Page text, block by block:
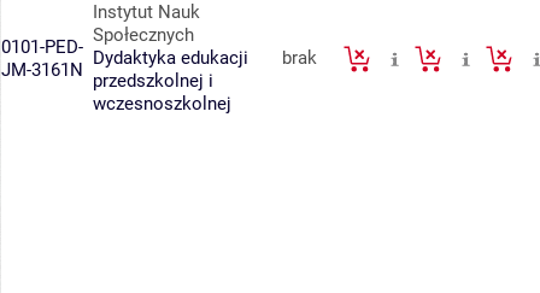
0101-PED-
JM-3161N
Instytut Nauk
Społecznych
Dydaktyka edukacji
przedszkolnej i
wczesnoszkolnej
brak